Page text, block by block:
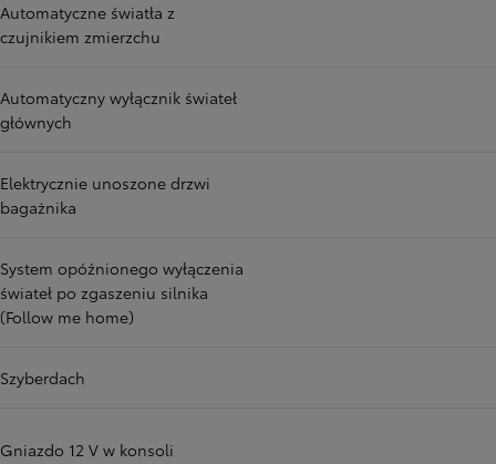
Automatyczne światła z
czujnikiem zmierzchu
Automatyczny wyłącznik świateł
głównych
Elektrycznie unoszone drzwi
bagażnika
System opóźnionego wyłączenia
świateł po zgaszeniu silnika
(Follow me home)
Szyberdach
Gniazdo 12 V w konsoli